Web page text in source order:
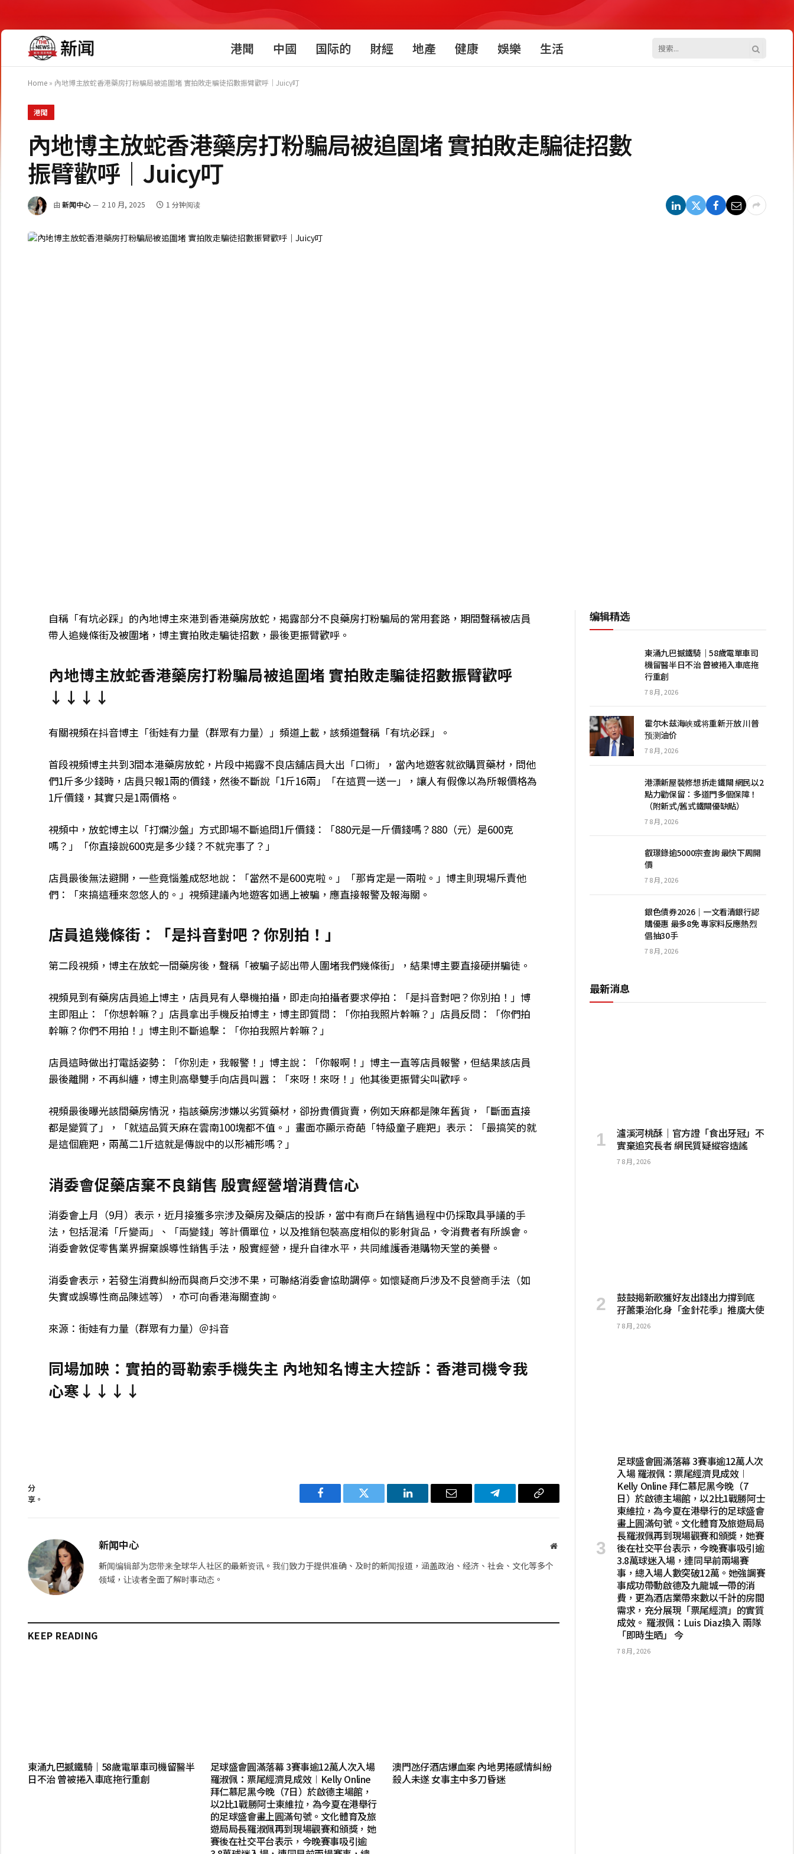
港聞 中國 国际的 財經 地產 健康 娛樂 生活
Home » 內地博主放蛇香港藥房打粉騙局被追圍堵 實拍敗走騙徒招數振臂歡呼｜Juicy叮
港聞
內地博主放蛇香港藥房打粉騙局被追圍堵 實拍敗走騙徒招數
振臂歡呼｜Juicy叮
由 新闻中心 2 10 月, 2025 1 分钟阅读
自稱「有坑必踩」的內地博主來港到香港藥房放蛇，揭露部分不良藥房打粉騙局的常用套路，期間聲稱被店員
帶人追幾條街及被圍堵，博主實拍敗走騙徒招數，最後更振臂歡呼。
內地博主放蛇香港藥房打粉騙局被追圍堵 實拍敗走騙徒招數振臂歡呼
↓↓↓↓
有關視頻在抖音博主「街娃有力量（群眾有力量）」頻道上載，該頻道聲稱「有坑必踩」。
首段視頻博主共到3間本港藥房放蛇，片段中揭露不良店舖店員大出「口術」，當內地遊客就欲購買藥材，問他
們1斤多少錢時，店員只報1兩的價錢，然後不斷說「1斤16兩」「在這買一送一」，讓人有假像以為所報價格為
1斤價錢，其實只是1兩價格。
視頻中，放蛇博主以「打爛沙盤」方式即場不斷追問1斤價錢：「880元是一斤價錢嗎？880（元）是600克
嗎？」「你直接說600克是多少錢？不就完事了？」
店員最後無法避開，一些竟惱羞成怒地說：「當然不是600克啦。」「那肯定是一兩啦。」博主則現場斥責他
們：「來搞這種來忽悠人的。」視頻建議內地遊客如遇上被騙，應直接報警及報海關。
店員追幾條街：「是抖音對吧？你別拍！」
第二段視頻，博主在放蛇一間藥房後，聲稱「被騙子認出帶人圍堵我們幾條街」，結果博主要直接硬拼騙徒。
視頻見到有藥房店員追上博主，店員見有人舉機拍攝，即走向拍攝者要求停拍：「是抖音對吧？你別拍！」博
主即阻止：「你想幹嘛？」店員拿出手機反拍博主，博主即質問：「你拍我照片幹嘛？」店員反問：「你們拍
幹嘛？你們不用拍！」博主則不斷追擊：「你拍我照片幹嘛？」
店員這時做出打電話姿勢：「你別走，我報警！」博主說：「你報啊！」博主一直等店員報警，但結果該店員
最後離開，不再糾纏，博主則高舉雙手向店員叫囂：「來呀！來呀！」他其後更振臂尖叫歡呼。
視頻最後曝光該間藥房情況，指該藥房涉嫌以劣質藥材，卻扮貴價貨賣，例如天麻都是陳年舊貨，「斷面直接
都是變質了」，「就這品質天麻在雲南100塊都不值。」畫面亦顯示奇葩「特級童子鹿羓」表示：「最搞笑的就
是這個鹿羓，兩萬二1斤這就是傳說中的以形補形嗎？」
消委會促藥店棄不良銷售 殷實經營增消費信心
消委會上月（9月）表示，近月接獲多宗涉及藥房及藥店的投訴，當中有商戶在銷售過程中仍採取具爭議的手
法，包括混淆「斤變両」、「両變錢」等計價單位，以及推銷包裝高度相似的影射貨品，令消費者有所誤會。
消委會敦促零售業界摒棄誤導性銷售手法，殷實經營，提升自律水平，共同維護香港購物天堂的美譽。
消委會表示，若發生消費糾紛而與商戶交涉不果，可聯絡消委會協助調停。如懷疑商戶涉及不良營商手法（如
失實或誤導性商品陳述等），亦可向香港海關查詢。
來源：街娃有力量（群眾有力量）＠抖音
同場加映：實拍的哥勒索手機失主 內地知名博主大控訴：香港司機令我
心寒↓↓↓↓
分
享。
Facebook Twitter LinkedIn 电
Telegram 复
新闻中心
网
新闻编辑部为您带来全球华人社区的最新资讯。我们致力于提供准确、及时的新闻报道，涵盖政治、经济、社会、文化等多个
领域，让读者全面了解时事动态。
KEEP READING
東涌九巴撼鐵騎｜58歲電單車司機留醫半
日不治 曾被捲入車底拖行重創
足球盛會圓滿落幕 3賽事逾12萬人次入場
羅淑佩：票尾經濟見成效︱Kelly Online
拜仁慕尼黑今晚（7日）於啟德主場館，
以2比1戰勝阿士東維拉，為今夏在港舉行
的足球盛會畫上圓滿句號。文化體育及旅
遊局局長羅淑佩再到現場觀賽和頒獎，她
賽後在社交平台表示，今晚賽事吸引逾
澳門氹仔酒店爆血案 內地男捲感情糾紛
殺人未遂 女事主中多刀昏迷
编辑精选
東涌九巴撼鐵騎｜58歲電單車司
機留醫半日不治 曾被捲入車底拖
行重創
7 8 月, 2026
霍尔木兹海峡或将重新开放 川普
预测油价
7 8 月, 2026
港漂新屋裝修想拆走鐵閘 網民以2
點力勸保留：多道門多個保障！
（附新式/舊式鐵閘優缺點）
7 8 月, 2026
叡璟錄逾5000宗查詢 最快下周開
價
7 8 月, 2026
銀色債券2026｜一文看清銀行認
購優惠 最多8免 專家料反應熱烈
倡抽30手
7 8 月, 2026
最新消息
瀘溪河桃酥｜官方證「食出牙冠」不
實棄追究長者 網民質疑縱容造謠
7 8 月, 2026
鼓鼓揭新歌獲好友出錢出力撐到底
孖蕭秉治化身「金針花季」推廣大使
7 8 月, 2026
足球盛會圓滿落幕 3賽事逾12萬人次
入場 羅淑佩：票尾經濟見成效︱
Kelly Online 拜仁慕尼黑今晚（7
日）於啟德主場館，以2比1戰勝阿士
東維拉，為今夏在港舉行的足球盛會
畫上圓滿句號。文化體育及旅遊局局
長羅淑佩再到現場觀賽和頒獎，她賽
後在社交平台表示，今晚賽事吸引逾
3.8萬球迷入場，連同早前兩場賽
事，總入場人數突破12萬。她強調賽
事成功帶動啟德及九龍城一帶的消
費，更為酒店業帶來數以千計的房間
需求，充分展現「票尾經濟」的實質
成效。 羅淑佩：Luis Diaz換入 兩隊
「即時生晒」 今
7 8 月, 2026